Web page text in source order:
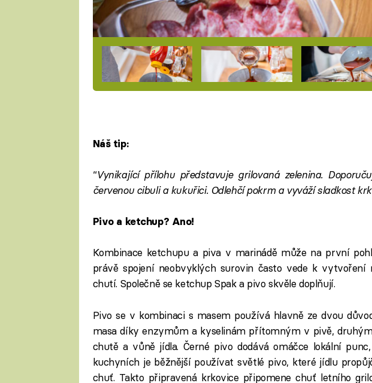
Náš tip:
“Vynikající přílohu představuje grilovaná zelenina.
červenou cibuli a kukuřici. Odlehčí pokrm a vyváží sladkost
Pivo a ketchup? Ano!
Kombinace ketchupu a piva v marinádě může na první
právě spojení neobvyklých surovin často vede k vytvoření
chutí. Společně se ketchup Spak a pivo skvěle doplňují.
Pivo se v kombinaci s masem používá hlavně ze dvou
masa díky enzymům a kyselinám přítomným v pivě,
chutě a vůně jídla. Černé pivo dodává omáčce lokální
kuchyních je běžnější používat světlé pivo, které jídlu
chuť. Takto připravená krkovice připomene chuť letního